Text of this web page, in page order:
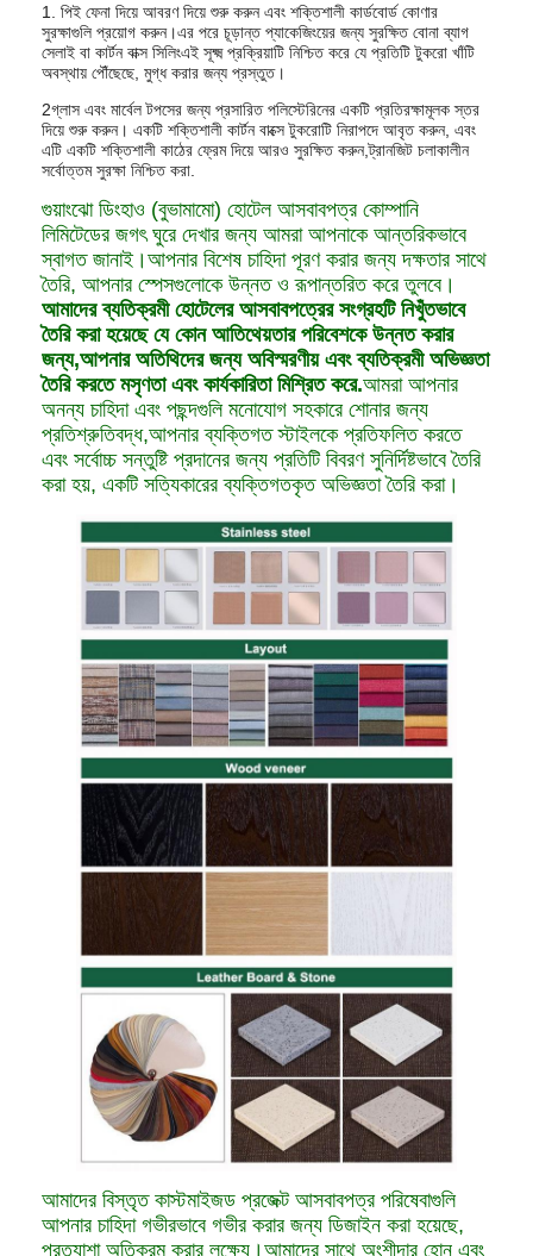
1. পিই ফেনা দিয়ে আবরণ দিয়ে শুরু করুন এবং শক্তিশালী কার্ডবোর্ড কোণার
সুরক্ষাগুলি প্রয়োগ করুন।এর পরে চূড়ান্ত প্যাকেজিংয়ের জন্য সুরক্ষিত বোনা ব্যাগ
সেলাই বা কার্টন বাক্স সিলিংএই সূক্ষ্ম প্রক্রিয়াটি নিশ্চিত করে যে প্রতিটি টুকরো খাঁটি
অবস্থায় পৌঁছেছে, মুগ্ধ করার জন্য প্রস্তুত।
2গ্লাস এবং মার্বেল টপসের জন্য প্রসারিত পলিস্টেরিনের একটি প্রতিরক্ষামূলক স্তর
দিয়ে শুরু করুন। একটি শক্তিশালী কার্টন বাক্সে টুকরোটি নিরাপদে আবৃত করুন, এবং
এটি একটি শক্তিশালী কাঠের ফ্রেম দিয়ে আরও সুরক্ষিত করুন,ট্রানজিট চলাকালীন
সর্বোত্তম সুরক্ষা নিশ্চিত করা.
গুয়াংঝো ডিংহাও (বুভামামো) হোটেল আসবাবপত্র কোম্পানি
লিমিটেডের জগৎ ঘুরে দেখার জন্য আমরা আপনাকে আন্তরিকভাবে
স্বাগত জানাই।আপনার বিশেষ চাহিদা পূরণ করার জন্য দক্ষতার সাথে
তৈরি, আপনার স্পেসগুলোকে উন্নত ও রূপান্তরিত করে তুলবে।
আমাদের ব্যতিক্রমী হোটেলের আসবাবপত্রের সংগ্রহটি নিখুঁতভাবে
তৈরি করা হয়েছে যে কোন আতিথেয়তার পরিবেশকে উন্নত করার
জন্য,আপনার অতিথিদের জন্য অবিস্মরণীয় এবং ব্যতিক্রমী অভিজ্ঞতা
তৈরি করতে মসৃণতা এবং কার্যকারিতা মিশ্রিত করে.আমরা আপনার
অনন্য চাহিদা এবং পছন্দগুলি মনোযোগ সহকারে শোনার জন্য
প্রতিশ্রুতিবদ্ধ,আপনার ব্যক্তিগত স্টাইলকে প্রতিফলিত করতে
এবং সর্বোচ্চ সন্তুষ্টি প্রদানের জন্য প্রতিটি বিবরণ সুনির্দিষ্টভাবে তৈরি
করা হয়, একটি সত্যিকারের ব্যক্তিগতকৃত অভিজ্ঞতা তৈরি করা।
আমাদের বিস্তৃত কাস্টমাইজড প্রজেক্ট আসবাবপত্র পরিষেবাগুলি
আপনার চাহিদা গভীরভাবে গভীর করার জন্য ডিজাইন করা হয়েছে,
প্রত্যাশা অতিক্রম করার লক্ষ্যে।আমাদের সাথে অংশীদার হোন এবং